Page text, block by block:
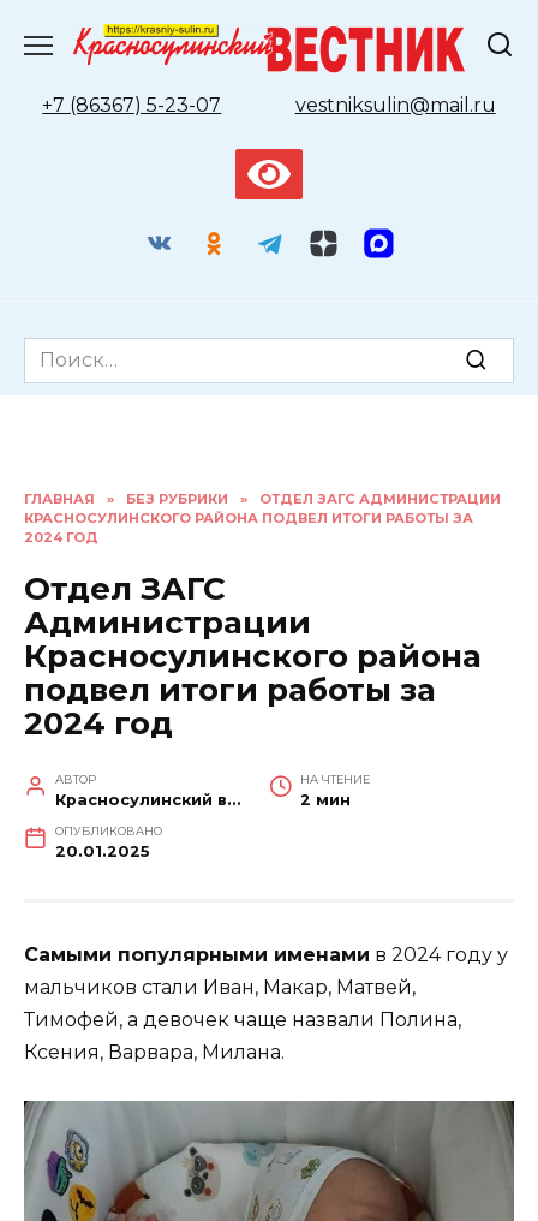
содержанию
+7 (86367) 5-23-07
vestniksulin@mail.ru
Search
for:
ГЛАВНАЯ » БЕЗ РУБРИКИ »
ОТДЕЛ ЗАГС АДМИНИСТРАЦИИ
КРАСНОСУЛИНСКОГО РАЙОНА ПОДВЕЛ ИТОГИ РАБОТЫ ЗА
2024 ГОД
Отдел ЗАГС
Администрации
Красносулинского района
подвел итоги работы за
2024 год
АВТОР
Красносулинский вестник
НА ЧТЕНИЕ
2 мин
ОПУБЛИКОВАНО
20.01.2025
Самыми популярными именами в 2024 году у
мальчиков стали Иван, Макар, Матвей,
Тимофей, а девочек чаще назвали Полина,
Ксения, Варвара, Милана.